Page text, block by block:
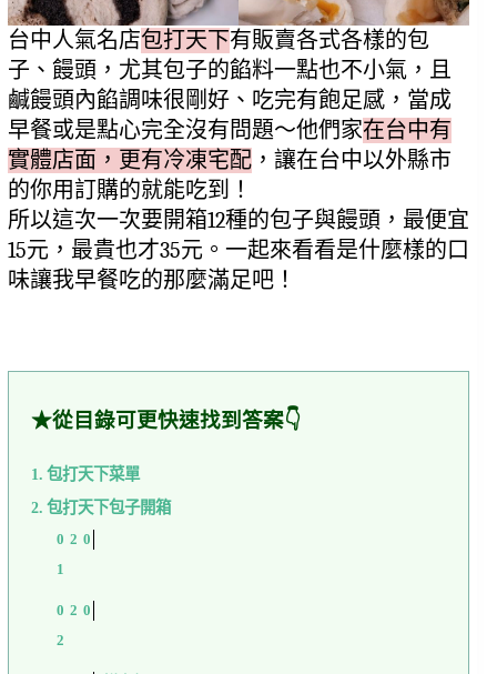
台中人氣名店包打天下有販賣各式各樣的包
子、饅頭，尤其包子的餡料一點也不小氣，且
鹹饅頭內餡調味很剛好、吃完有飽足感，當成
早餐或是點心完全沒有問題～他們家在台中有
實體店面，更有冷凍宅配 ，讓在台中以外縣市
的你用訂購的就能吃到！
所以這次一次要開箱12種的包子與饅頭，最便宜
15元，最貴也才35元。一起來看看是什麼樣的口
味讓我早餐吃的那麼滿足吧！
★從目錄可更快速找到答案👇
包打天下菜單
包打天下包子開箱